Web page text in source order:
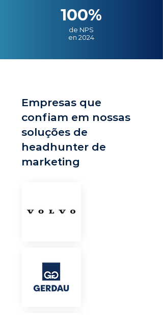
100%
de NPS
en 2024
Empresas que
confiam em nossas
soluções de
headhunter de
marketing